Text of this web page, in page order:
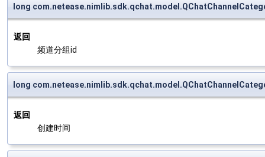
long
返回
频道分组id
long
返回
创建时间